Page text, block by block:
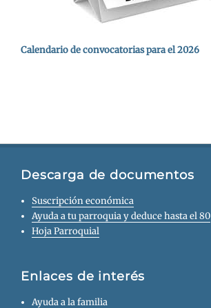
Calendario de convocatorias para el 2026
Descarga de documentos
Suscripción económica
Ayuda a tu parroquia y deduce hasta el 80
Hoja Parroquial
Enlaces de interés
Ayuda a la familia